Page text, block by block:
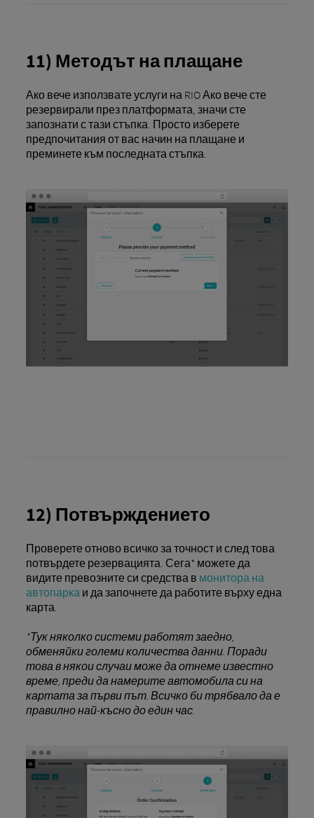
11) Методът на плащане
Ако вече използвате услуги на RIO Ако вече сте
резервирали през платформата, значи сте
запознати с тази стъпка. Просто изберете
предпочитания от вас начин на плащане и
преминете към последната стъпка.
12) Потвърждението
Проверете отново всичко за точност и след това
потвърдете резервацията. Сега* можете да
видите превозните си средства в монитора на
автопарка и да започнете да работите върху една
карта.
*Тук няколко системи работят заедно,
обменяйки големи количества данни. Поради
това в някои случаи може да отнеме известно
време, преди да намерите автомобила си на
картата за първи път. Всичко би трябвало да е
правилно най-късно до един час.